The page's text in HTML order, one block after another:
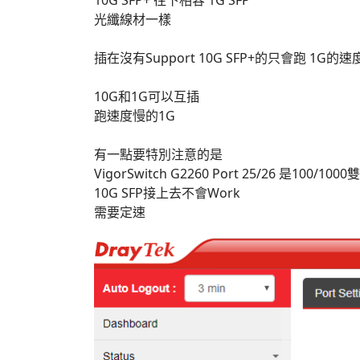
光纖線材一樣
插在沒有Support 10G SFP+的只會跑 1G的速
10G和1G可以互插
跑速度慢的1G
有一點要特別注意的是
VigorSwitch G2260 Port 25/26 是100/1000
10G SFP接上去不會Work
需要定速